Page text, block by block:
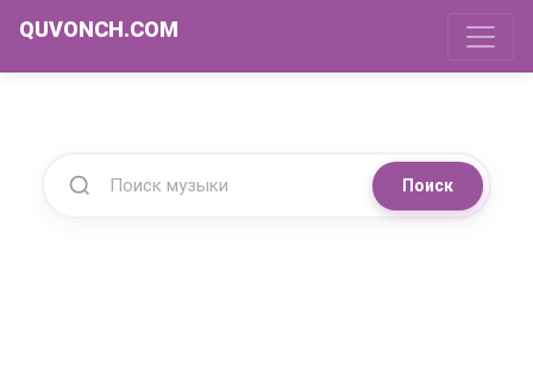
QUVONCH.COM
Поиск